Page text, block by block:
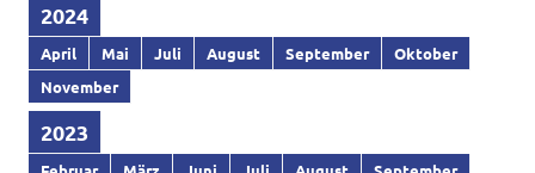
2024
April Mai Juli August September
Oktober
November
2023